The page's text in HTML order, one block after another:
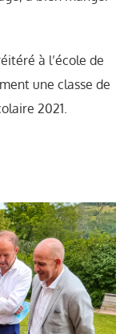
à l’école de
une classe de
2021.